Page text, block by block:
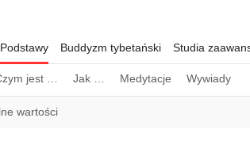
Podstawy
jest … Jak … Medytacje Wywiady
Buddyzm tybetański Studia
wartości